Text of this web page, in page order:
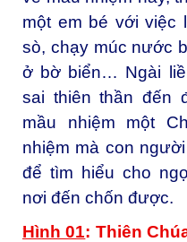
một em bé với việc
sò, chạy múc nước
ở bờ biển… Ngài
sai thiên thần đến
mầu nhiệm một
nhiệm mà con
để tìm hiểu cho
nơi đến chốn được.
Hình 01: Thiên